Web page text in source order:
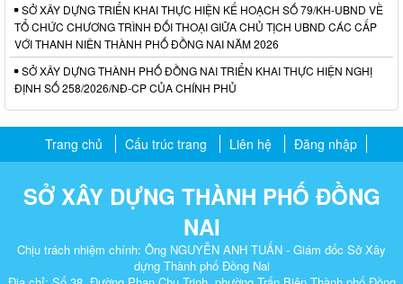
SỞ XÂY DỰNG TRIỂN KHAI THỰC HIỆN KẾ HOẠCH SỐ 79/KH-UBND VỀ
TỔ CHỨC CHƯƠNG TRÌNH ĐỐI THOẠI GIỮA CHỦ TỊCH UBND CÁC CẤP
VỚI THANH NIÊN THÀNH PHỐ ĐỒNG NAI NĂM 2026
SỞ XÂY DỰNG THÀNH PHỐ ĐỒNG NAI TRIỂN KHAI THỰC HIỆN NGHỊ
ĐỊNH SỐ 258/2026/NĐ-CP CỦA CHÍNH PHỦ
Trang chủ Cấu trúc trang Liên hệ Đăng nhập
SỞ XÂY DỰNG THÀNH PHỐ ĐỒNG
NAI
Chịu trách nhiệm chính: Ông NGUYỄN ANH TUẤN - Giám đốc Sở Xây
dựng Thành phố Đồng Nai